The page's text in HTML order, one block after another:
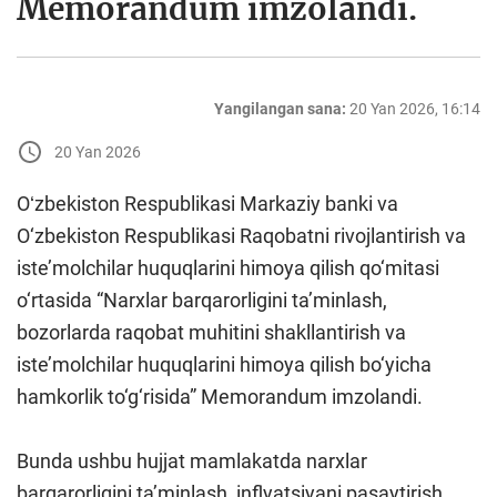
Memorandum imzolandi.
Yangilangan sana: 20 Yan 2026, 16:14
20 Yan 2026
Oʻzbekiston Respublikasi Markaziy banki va
O‘zbekiston Respublikasi Raqobatni rivojlantirish va
iste’molchilar huquqlarini himoya qilish qo‘mitasi
o‘rtasida “Narxlar barqarorligini ta’minlash,
bozorlarda raqobat muhitini shakllantirish va
iste’molchilar huquqlarini himoya qilish bo‘yicha
hamkorlik to‘g‘risida” Memorandum imzolandi.
Bunda ushbu hujjat mamlakatda narxlar